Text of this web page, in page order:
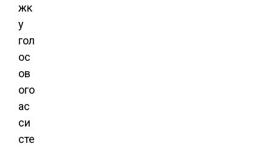
жк
у
гол
ос
ов
ого
ас
си
сте